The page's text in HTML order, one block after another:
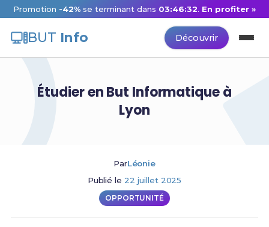
Promotion -42% se terminant dans03:46:31. En profiter »
BUT Info Découvrir
Étudier en But Informatique à
Lyon
ParLéonie
Publié le 22 juillet 2025
OPPORTUNITÉ